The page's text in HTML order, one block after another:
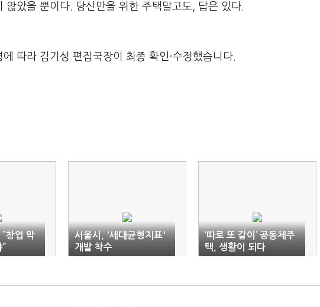
았을 뿐이다. 당신만을 위한 주택말고도, 답은 있다.
따라 김기성 편집국장이 최종 확인·수정했습니다.
”창업 막
서울시, '세대균형지표'
개발 착수
‘따로 또 같이’ 공동체주
택, 생활이 되다